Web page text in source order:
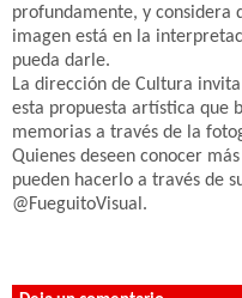
profundamente, y considera
imagen está en la
pueda darle.
La dirección de Cultura
esta propuesta artística que
memorias a través de la
Quienes deseen conocer
pueden hacerlo a través de
@FueguitoVisual.